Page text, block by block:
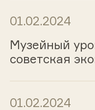
01.02.2024
Музейный
советская
01.02.2024